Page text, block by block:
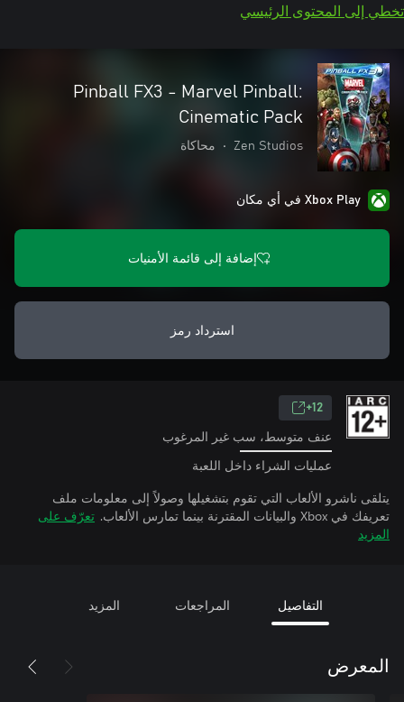
تخطي إلى المحتوى الرئيسي
Pinball FX3 - Marvel Pinball:
Cinematic Pack
Zen Studios
• محاكاة
Xbox Play في أي مكان
إضافة إلى قائمة الأمنيات
استرداد رمز
12+
عنف متوسط، سب غير المرغوب
عمليات الشراء داخل اللعبة
يتلقى ناشرو الألعاب التي تقوم بتشغيلها وصولاً إلى معلومات ملف
تعريفك في Xbox والبيانات المقترنة بينما تمارس الألعاب.
تعرّف على
المزيد
التفاصيل المراجعات المزيد
المعرض